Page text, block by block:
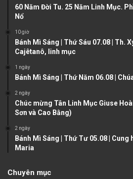
u
e
g
60 Năm Đời Tu. 25 Năm Linh Mục.
Nổ
10 giờ
Bánh Mì Sáng | Thứ Sáu 07.08 | Th.
Cajêtanô, linh mục
1 ngày
Bánh Mì Sáng | Thứ Năm 06.08 |
2 ngày
Chúc mừng Tân Linh Mục Giuse
Sơn và Cao Bằng)
2 ngày
Bánh Mì Sáng | Thứ Tư 05.08 |
Maria
Chuyên mục